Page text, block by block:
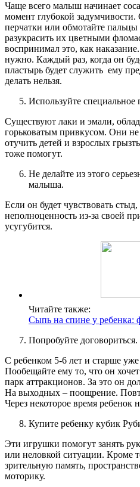
Чаще всего малыш начинает
момент глубокой
перчатки или обмотайте
разукрасить их цветными
воспринимал это, как
нужно. Каждый раз, когда он
пластырь будет служить ему
делать нельзя.
Используйте специальное
Существуют лаки и эмали,
горьковатым привкусом. Они
отучить детей и взрослых
тоже помогут.
Не делайте из этого
малыша.
Если он будет чувствовать
неполноценность из-за своей
усугубится.
Читайте также:
Сыпь на спине у ребенка:
Попробуйте договориться.
С ребенком 5-6 лет и старше
Пообещайте ему то, что он
парк аттракционов. За это он
На выходных – поощрение.
Через некоторое время ребенок
Купите ребенку кубик
Эти игрушки помогут занять
или неловкой ситуации. Кроме
зрительную память,
моторику.